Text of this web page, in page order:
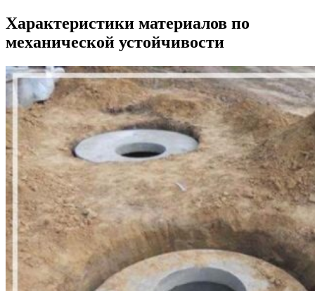
Характеристики материалов по
механической устойчивости